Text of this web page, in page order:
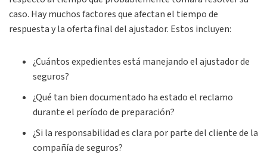
caso. Hay muchos factores que afectan el tiempo de
respuesta y la oferta final del ajustador. Estos incluyen:
¿Cuántos expedientes está manejando el ajustador de
seguros?
¿Qué tan bien documentado ha estado el reclamo
durante el período de preparación?
¿Si la responsabilidad es clara por parte del cliente de la
compañía de seguros?